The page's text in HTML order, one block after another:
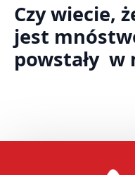
Czy wiecie,
jest
powstały w